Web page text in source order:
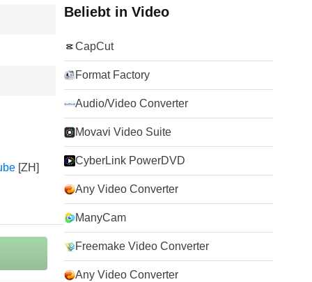
Beliebt in Video
CapCut
Format Factory
Audio/Video Converter
Movavi Video Suite
CyberLink PowerDVD
Any Video Converter
ManyCam
Freemake Video Converter
Any Video Converter